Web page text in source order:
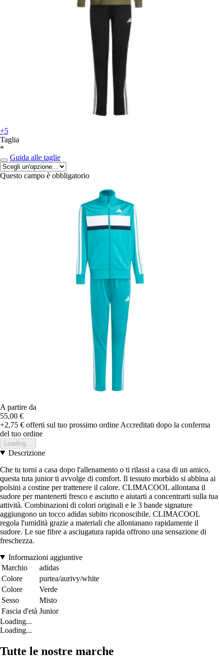
+5
Taglia
*
Guida alle taglie
Questo campo è obbligatorio
A partire da
55,00 €
+2,75 € offerti sul tuo prossimo ordine Accreditati dopo la conferma
del tuo ordine
Loading...
Descrizione
Che tu torni a casa dopo l'allenamento o ti rilassi a casa di un amico,
questa tuta junior ti avvolge di comfort. Il tessuto morbido si abbina ai
polsini a costine per trattenere il calore. CLIMACOOL allontana il
sudore per mantenerti fresco e asciutto e aiutarti a concentrarti sulla tua
attività. Combinazioni di colori originali e le 3 bande signature
aggiungono un tocco adidas subito riconoscibile. CLIMACOOL
regola l'umidità grazie a materiali che allontanano rapidamente il
sudore. Le sue fibre a asciugatura rapida offrono una sensazione di
freschezza.
Informazioni aggiuntive
Marchio
adidas
Colore
purtea/aurivy/white
Colore
Verde
Sesso
Misto
Fascia d'età Junior
Loading...
Loading...
Tutte le nostre marche